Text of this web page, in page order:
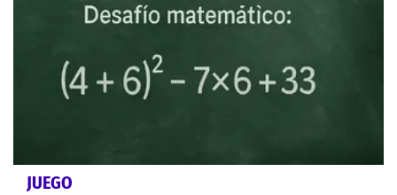
JUEGO